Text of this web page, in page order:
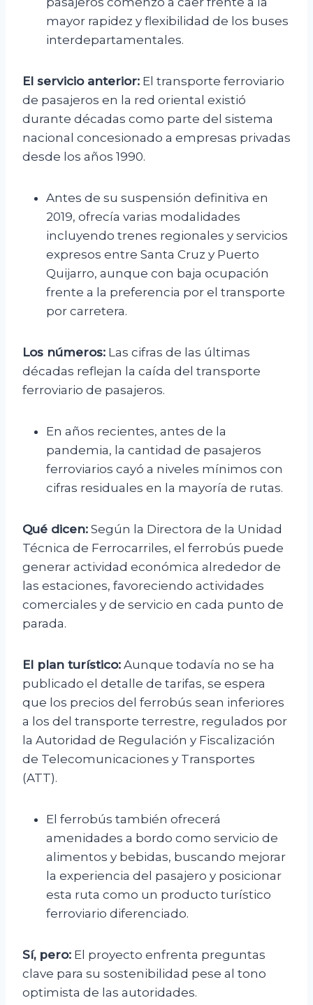
mayor rapidez y flexibilidad de los buses
interdepartamentales.
El servicio anterior: El transporte ferroviario
de pasajeros en la red oriental existió
durante décadas como parte del sistema
nacional concesionado a empresas privadas
desde los años 1990.
Antes de su suspensión definitiva en
2019, ofrecía varias modalidades
incluyendo trenes regionales y servicios
expresos entre Santa Cruz y Puerto
Quijarro, aunque con baja ocupación
frente a la preferencia por el transporte
por carretera.
Los números: Las cifras de las últimas
décadas reflejan la caída del transporte
ferroviario de pasajeros.
En años recientes, antes de la
pandemia, la cantidad de pasajeros
ferroviarios cayó a niveles mínimos con
cifras residuales en la mayoría de rutas.
Qué dicen: Según la Directora de la Unidad
Técnica de Ferrocarriles, el ferrobús puede
generar actividad económica alrededor de
las estaciones, favoreciendo actividades
comerciales y de servicio en cada punto de
parada.
El plan turístico: Aunque todavía no se ha
publicado el detalle de tarifas, se espera
que los precios del ferrobús sean inferiores
a los del transporte terrestre, regulados por
la Autoridad de Regulación y Fiscalización
de Telecomunicaciones y Transportes
(ATT).
El ferrobús también ofrecerá
amenidades a bordo como servicio de
alimentos y bebidas, buscando mejorar
la experiencia del pasajero y posicionar
esta ruta como un producto turístico
ferroviario diferenciado.
Sí, pero: El proyecto enfrenta preguntas
clave para su sostenibilidad pese al tono
optimista de las autoridades.